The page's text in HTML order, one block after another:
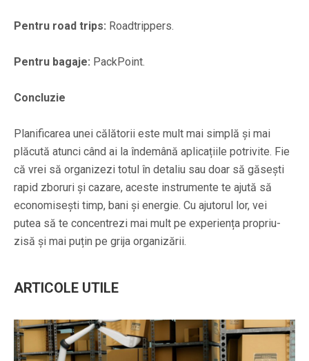
Pentru road trips: Roadtrippers.
Pentru bagaje: PackPoint.
Concluzie
Planificarea unei călătorii este mult mai simplă și mai
plăcută atunci când ai la îndemână aplicațiile potrivite. Fie
că vrei să organizezi totul în detaliu sau doar să găsești
rapid zboruri și cazare, aceste instrumente te ajută să
economisești timp, bani și energie. Cu ajutorul lor, vei
putea să te concentrezi mai mult pe experiența propriu-
zisă și mai puțin pe grija organizării.
ARTICOLE UTILE